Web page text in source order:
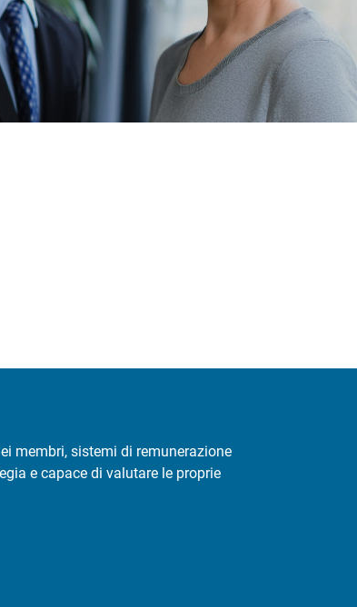
membri, sistemi di remunerazione
e capace di valutare le proprie